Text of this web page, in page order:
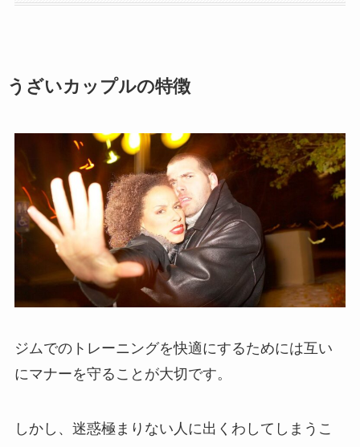
うざいカップルの特徴
ジムでのトレーニングを快適にするためには互い
にマナーを守ることが大切です。
しかし、迷惑極まりない人に出くわしてしまうこ